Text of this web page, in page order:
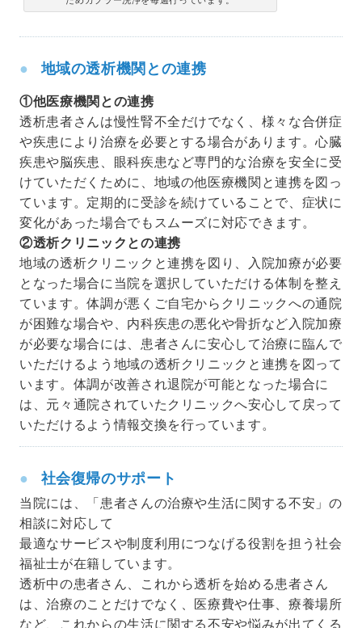
地域の透析機関との連携
①他医療機関との連携
透析患者さんは慢性腎不全だけでなく、様々な合併症
や疾患により治療を必要とする場合があります。心臓
疾患や脳疾患、眼科疾患など専門的な治療を安全に受
けていただくために、地域の他医療機関と連携を図っ
ています。定期的に受診を続けていることで、症状に
変化があった場合でもスムーズに対応できます。
②透析クリニックとの連携
地域の透析クリニックと連携を図り、入院加療が必要
となった場合に当院を選択していただける体制を整え
ています。体調が悪くご自宅からクリニックへの通院
が困難な場合や、内科疾患の悪化や骨折など入院加療
が必要な場合には、患者さんに安心して治療に臨んで
いただけるよう地域の透析クリニックと連携を図って
います。体調が改善され退院が可能となった場合に
は、元々通院されていたクリニックへ安心して戻って
いただけるよう情報交換を行っています。
社会復帰のサポート
当院には、「患者さんの治療や生活に関する不安」の
相談に対応して
最適なサービスや制度利用につなげる役割を担う社会
福祉士が在籍しています。
透析中の患者さん、これから透析を始める患者さん
は、治療のことだけでなく、医療費や仕事、療養場所
など、これからの生活に関する不安や悩みが出てくる